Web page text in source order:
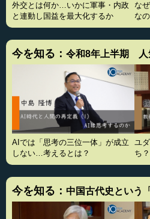
外交とは何か…いかに軍事・内政
と連動し国益を最大化するか
な
な
今を知る： 令和8年上半期 人
AIでは「思考の三位一体」が成立
しない…考えるとは？
ユ
ち
今を知る： 中国古代史という